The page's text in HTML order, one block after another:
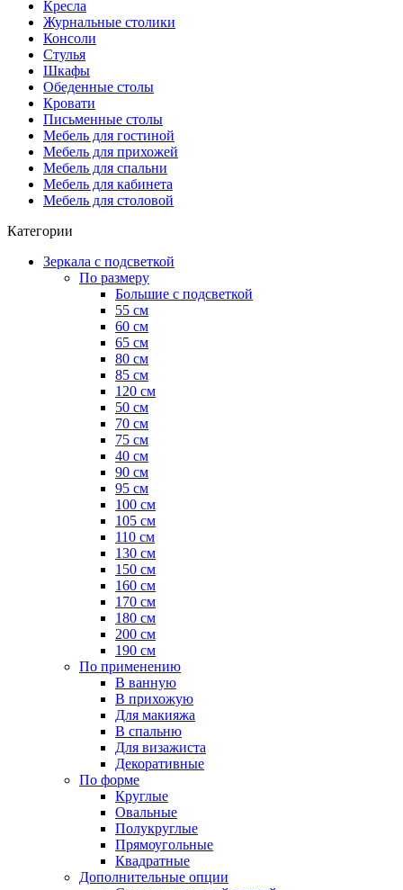
Кресла
Журнальные столики
Консоли
Стулья
Шкафы
Обеденные столы
Кровати
Письменные столы
Мебель для гостиной
Мебель для прихожей
Мебель для спальни
Мебель для кабинета
Мебель для столовой
Категории
Зеркала с подсветкой
По размеру
Большие с подсветкой
55 см
60 см
65 см
80 см
85 см
120 см
50 см
70 см
75 см
40 см
90 см
95 см
100 см
105 см
110 см
130 см
150 см
160 см
170 см
180 см
200 см
190 см
По применению
В ванную
В прихожую
Для макияжа
В спальню
Для визажиста
Декоративные
По форме
Круглые
Овальные
Полукруглые
Прямоугольные
Квадратные
Дополнительные опции